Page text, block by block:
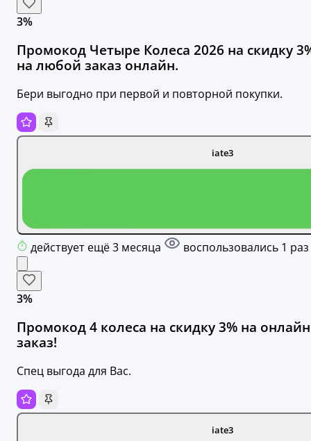
3%
Промокод Четыре Колеса 2026 на скидку
на любой заказ онлайн.
Бери выгодно при первой и повторной покупки.
iate3
действует ещё 3 месяца воспользовались 1 раз
3%
Промокод 4 колеса на скидку 3% на онлайн
заказ!
Спец выгода для Вас.
iate3